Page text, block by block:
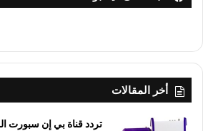
أخر المقالات
تردد قناة بي إن سبورت